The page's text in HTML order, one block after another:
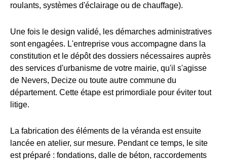
roulants, systèmes d'éclairage ou de chauffage).
Une fois le design validé, les démarches administratives
sont engagées. L'entreprise vous accompagne dans la
constitution et le dépôt des dossiers nécessaires auprès
des services d'urbanisme de votre mairie, qu'il s'agisse
de Nevers, Decize ou toute autre commune du
département. Cette étape est primordiale pour éviter tout
litige.
La fabrication des éléments de la véranda est ensuite
lancée en atelier, sur mesure. Pendant ce temps, le site
est préparé : fondations, dalle de béton, raccordements